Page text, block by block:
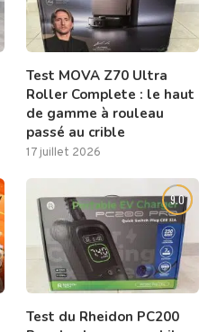
Test MOVA Z70 Ultra
Roller Complete : le haut
de gamme à rouleau
passé au crible
17 juillet 2026
9.0
Test du Rheidon PC200